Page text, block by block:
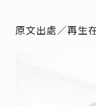
原文出處／再生